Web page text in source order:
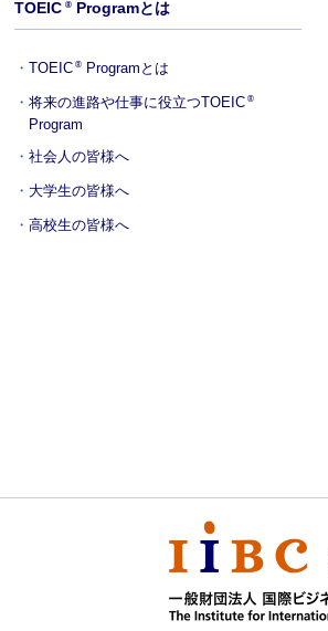
TOEIC ®Programとは
TOEIC ® Programとは
将来の進路や仕事に役立つTOEIC ®
Program
社会人の皆様へ
大学生の皆様へ
高校生の皆様へ